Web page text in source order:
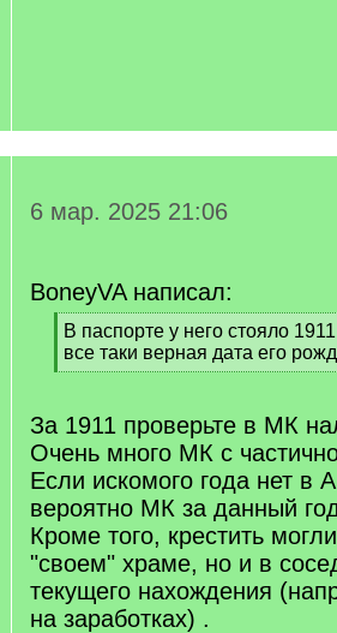
6 мар. 2025 21:06
BoneyVA написал:
[
q
]
В паспорте у него стояло
все таки верная дата его
[
q
]
За 1911 проверьте в МК
Очень много МК с
Если искомого года нет в
вероятно МК за данный
Кроме того, крестить
"своем" храме, но и в
текущего нахождения
на заработках) .